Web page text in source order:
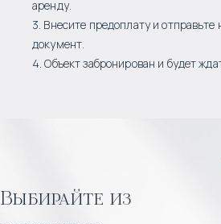
аренду.
3. Внесите предоплату и
документ.
4. Объект забронирован и будет
Выбирайте из